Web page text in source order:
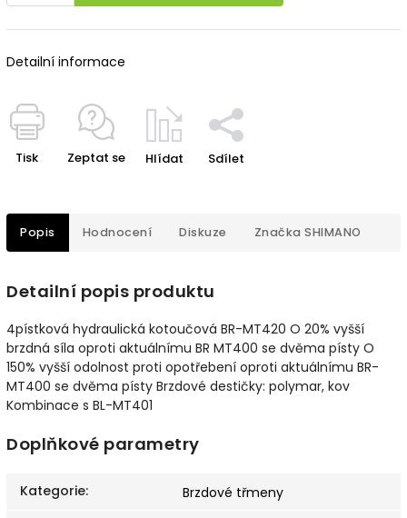
Detailní informace
Tisk Zeptat se Hlídat Sdílet
Popis Hodnocení Diskuze Značka SHIMANO
Detailní popis produktu
4pístková hydraulická kotoučová BR-MT420 O 20% vyšší
brzdná síla oproti aktuálnímu BR MT400 se dvěma písty O
150% vyšší odolnost proti opotřebení oproti aktuálnímu BR-
MT400 se dvěma písty Brzdové destičky: polymar, kov
Kombinace s BL-MT401
Doplňkové parametry
Kategorie:
Brzdové třmeny